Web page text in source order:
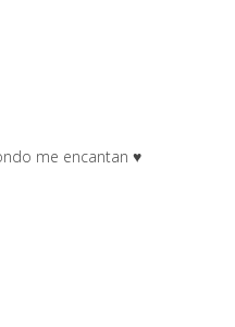
me encantan ♥